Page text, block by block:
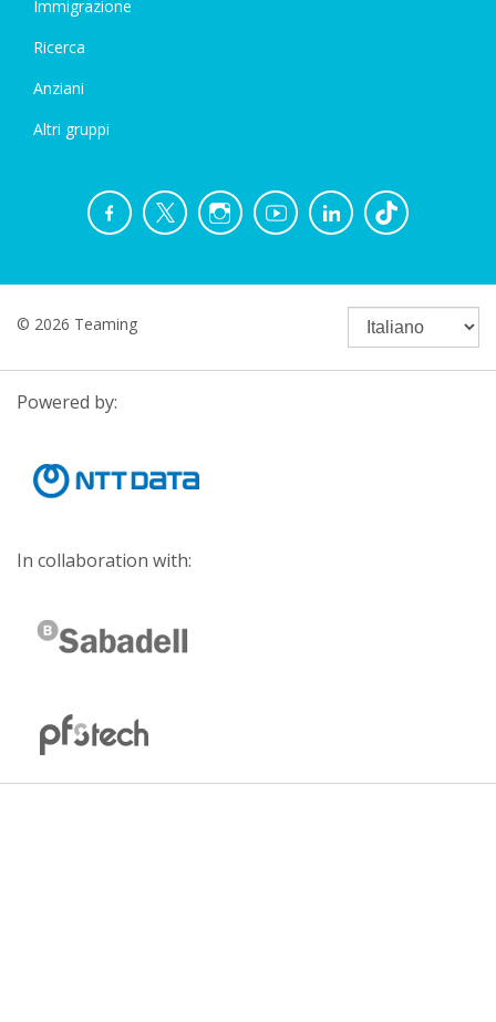
Immigrazione
Ricerca
Anziani
Altri gruppi
© 2026 Teaming
Powered by:
In collaboration with: